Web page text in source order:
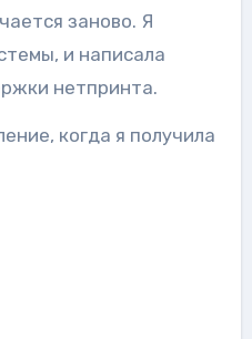
заново. Я
и написала
нетпринта.
когда я получила